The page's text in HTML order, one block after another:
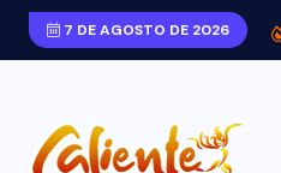
7 DE AGOSTO DE 2026